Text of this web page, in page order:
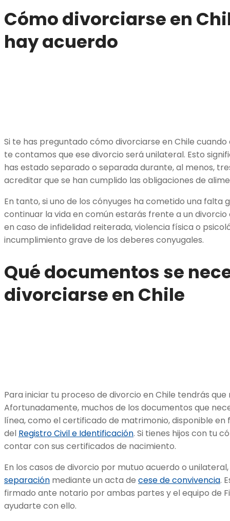
Cómo divorciarse en
hay acuerdo
Si te has preguntado cómo divorciarse en Chile
te contamos que ese divorcio será unilateral. Esto
has estado separado o separada durante, al menos,
acreditar que se han cumplido las obligaciones de
En tanto, si uno de los cónyuges ha cometido una falta
continuar la vida en común estarás frente a un divorcio
en caso de infidelidad reiterada, violencia física o
incumplimiento grave de los deberes conyugales.
Qué documentos se
divorciarse en Chile
Para iniciar tu proceso de divorcio en Chile tendrás
Afortunadamente, muchos de los documentos que
línea, como el certificado de matrimonio, disponible
del Registro Civil e Identificación. Si tienes hijos con tu
contar con sus certificados de nacimiento.
En los casos de divorcio por mutuo acuerdo o
separación mediante un acta de cese de convivencia.
firmado ante notario por ambas partes y el equipo de
ayudarte con ello.